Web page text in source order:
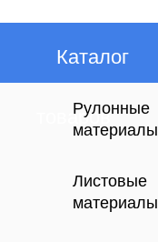
Каталог
товаров
Рулонные
материалы
Листовые
материалы